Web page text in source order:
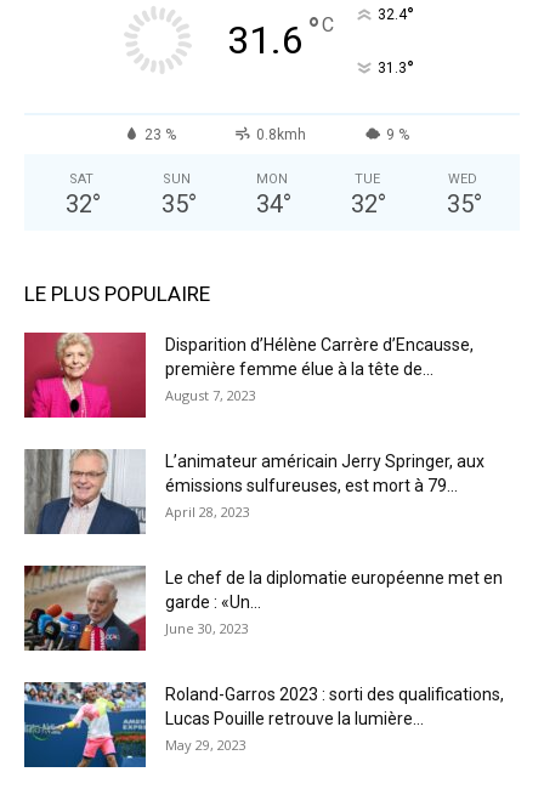
31.6 °C 32.4°
31.3°
23 % 0.8kmh 9 %
SAT
32°
SUN
35°
MON
34°
TUE
32°
WED
35°
LE PLUS POPULAIRE
Disparition d’Hélène Carrère d’Encausse,
première femme élue à la tête de...
August 7, 2023
L’animateur américain Jerry Springer, aux
émissions sulfureuses, est mort à 79...
April 28, 2023
Le chef de la diplomatie européenne met en
garde : «Un...
June 30, 2023
Roland-Garros 2023 : sorti des qualifications,
Lucas Pouille retrouve la lumière...
May 29, 2023